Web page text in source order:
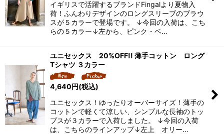
イギリスで活躍するブランドFingalより夏物入
荷！ふんわりデザインのロングスリーブのブラウ
スが５カラーで登場です。 ↓今回の入荷は、こち
らの５カラー↓左から、ピンク・ベ…
ユニセックス 20%OFF!! 薄手コットン ロング
Tシャツ ３カラー
4,640円(税込)
ユニセックス！ゆったりオーバーサイズ！薄手の
コットンで軽くて涼しい、シンプルな長袖のトッ
プスが３カラーで入荷しました。 ↓今回の入荷
は、こちらのラインアップ↓左上 オリー…